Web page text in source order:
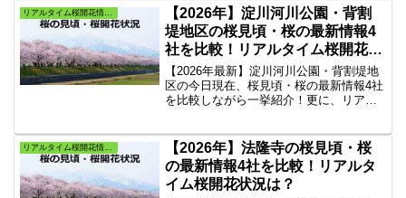
現在の『鶴ヶ城公園の桜』だけを抜粋し
て比較しながらご紹介します。
【2026年】淀川河川公園・背割
堤地区の桜見頃・桜の最新情報4
社を比較！リアルタイム桜開花状
況は？
【2026年最新】淀川河川公園・背割堤地
区の今日現在、桜見頃・桜の最新情報4社
を比較しながら一挙紹介！更に、リアル
気4社のサイトから『淀川河川公園・背割
堤地区の桜』だけをピックアップしリン
ク集にしてまとめました。
【2026年】法隆寺の桜見頃・桜
の最新情報4社を比較！リアルタ
イム桜開花状況は？